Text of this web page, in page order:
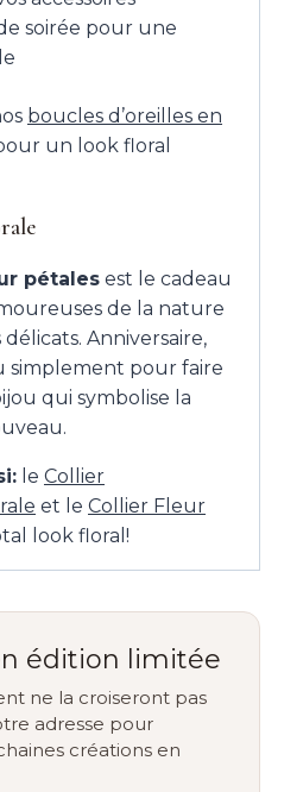
soirée pour une
boucles d’oreilles en
un look floral
pétales est le cadeau
de la nature
délicats. Anniversaire,
simplement pour faire
qui symbolise la
le Collier
et le Collier Fleur
look floral!
édition limitée
ne la croiseront pas
adresse pour
créations en